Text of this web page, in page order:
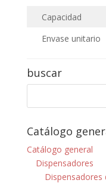
Capacidad
Envase unitario
buscar
Catálogo
Catálogo general
Dispensadores